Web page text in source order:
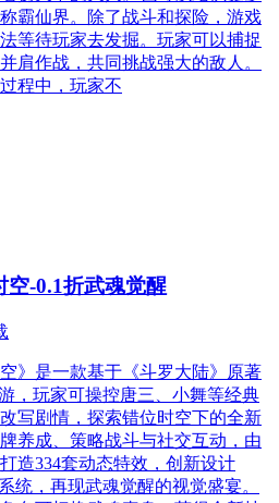
霸仙界。除了战斗和探险，游戏
等待玩家去发掘。玩家可以捕捉
肩作战，共同挑战强大的敌人。
程中，玩家不
空-0.1折武魂觉醒
》是一款基于《斗罗大陆》原著
，玩家可操控唐三、小舞等经典
写剧情，探索错位时空下的全新
养成、策略战斗与社交互动，由
造334套动态特效，创新设计
统，再现武魂觉醒的视觉盛宴。